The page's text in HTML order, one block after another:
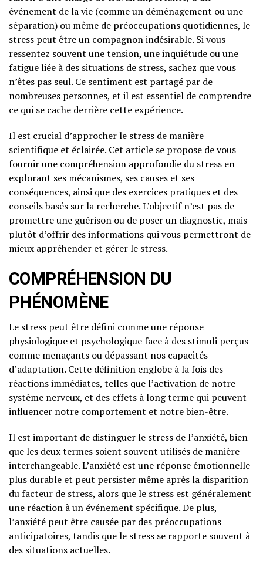
événement de la vie (comme un déménagement ou une
séparation) ou même de préoccupations quotidiennes, le
stress peut être un compagnon indésirable. Si vous
ressentez souvent une tension, une inquiétude ou une
fatigue liée à des situations de stress, sachez que vous
n’êtes pas seul. Ce sentiment est partagé par de
nombreuses personnes, et il est essentiel de comprendre
ce qui se cache derrière cette expérience.
Il est crucial d’approcher le stress de manière
scientifique et éclairée. Cet article se propose de vous
fournir une compréhension approfondie du stress en
explorant ses mécanismes, ses causes et ses
conséquences, ainsi que des exercices pratiques et des
conseils basés sur la recherche. L’objectif n’est pas de
promettre une guérison ou de poser un diagnostic, mais
plutôt d’offrir des informations qui vous permettront de
mieux appréhender et gérer le stress.
COMPRÉHENSION DU
PHÉNOMÈNE
Le stress peut être défini comme une réponse
physiologique et psychologique face à des stimuli perçus
comme menaçants ou dépassant nos capacités
d’adaptation. Cette définition englobe à la fois des
réactions immédiates, telles que l’activation de notre
système nerveux, et des effets à long terme qui peuvent
influencer notre comportement et notre bien-être.
Il est important de distinguer le stress de l’anxiété, bien
que les deux termes soient souvent utilisés de manière
interchangeable. L’anxiété est une réponse émotionnelle
plus durable et peut persister même après la disparition
du facteur de stress, alors que le stress est généralement
une réaction à un événement spécifique. De plus,
l’anxiété peut être causée par des préoccupations
anticipatoires, tandis que le stress se rapporte souvent à
des situations actuelles.